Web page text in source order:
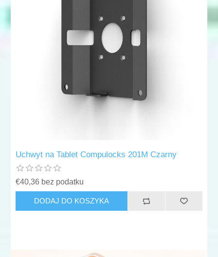
Uchwyt na Tablet Compulocks 201M Czarny
€40,36 bez podatku
DODAJ DO KOSZYKA